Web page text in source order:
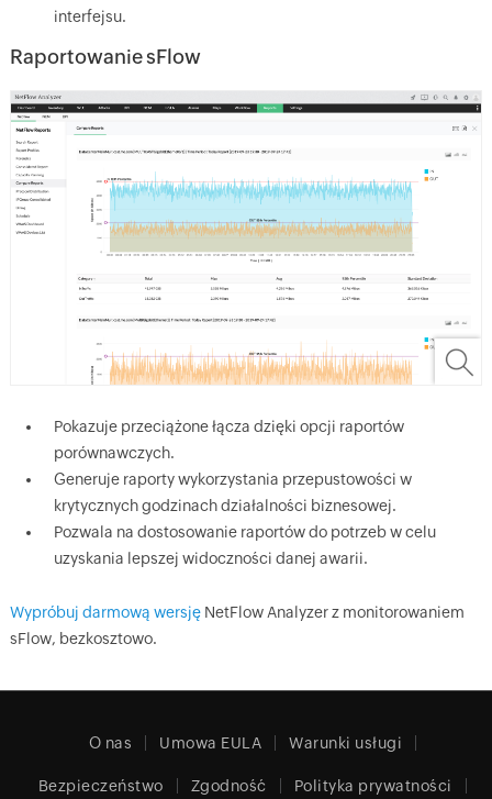
interfejsu.
Raportowanie sFlow
Pokazuje przeciążone łącza dzięki opcji raportów
porównawczych.
Generuje raporty wykorzystania przepustowości w
krytycznych godzinach działalności biznesowej.
Pozwala na dostosowanie raportów do potrzeb w celu
uzyskania lepszej widoczności danej awarii.
Wypróbuj darmową wersjęNetFlow Analyzer z monitorowaniem
sFlow, bezkosztowo.
O nas Umowa EULA Warunki usługi
Bezpieczeństwo Zgodność Polityka prywatności